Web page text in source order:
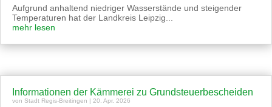
Aufgrund anhaltend niedriger Wasserstände und steigender
Temperaturen hat der Landkreis Leipzig...
mehr lesen
Informationen der Kämmerei zu Grundsteuerbescheiden
von Stadt Regis-Breitingen | 20. Apr. 2026